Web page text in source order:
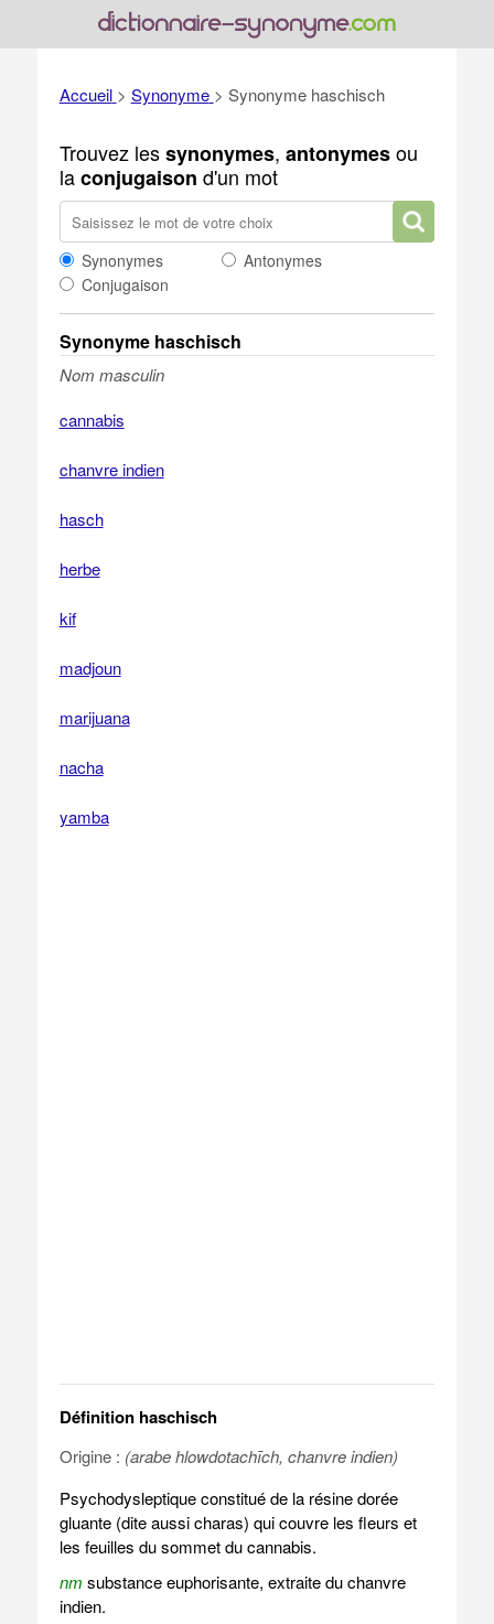
Accueil > Synonyme > Synonyme haschisch
Trouvez lessynonymes, antonymesou
laconjugaison d'un mot
Synonymes
Antonymes
Conjugaison
Synonyme haschisch
Nom masculin
cannabis
chanvre indien
hasch
herbe
kif
madjoun
marijuana
nacha
yamba
Définition haschisch
Origine : (arabe hlowdotachīch, chanvre indien)
Psychodysleptique constitué de la résine dorée
gluante (dite aussi charas) qui couvre les fleurs et
les feuilles du sommet du cannabis.
nm substance euphorisante, extraite du chanvre
indien.